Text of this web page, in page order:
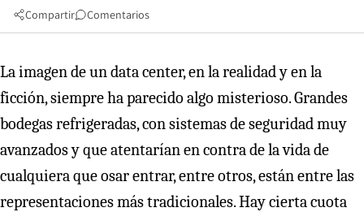
Compartir Comentarios
La imagen de un data center, en la realidad y en la
ficción, siempre ha parecido algo misterioso. Grandes
bodegas refrigeradas, con sistemas de seguridad muy
avanzados y que atentarían en contra de la vida de
cualquiera que osar entrar, entre otros, están entre las
representaciones más tradicionales. Hay cierta cuota